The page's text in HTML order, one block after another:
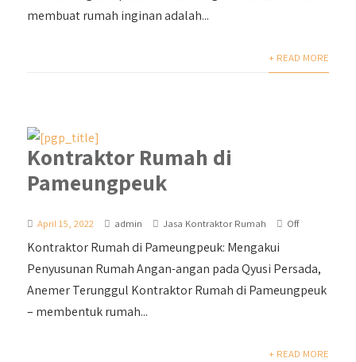
membuat rumah inginan adalah...
+ READ MORE
Kontraktor Rumah di
Pameungpeuk
April 15, 2022 admin Jasa Kontraktor Rumah Off
Kontraktor Rumah di Pameungpeuk: Mengakui
Penyusunan Rumah Angan-angan pada Qyusi Persada,
Anemer Terunggul Kontraktor Rumah di Pameungpeuk
– membentuk rumah...
+ READ MORE